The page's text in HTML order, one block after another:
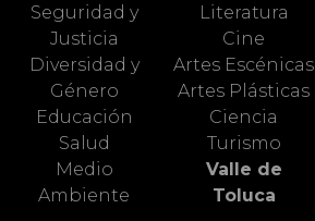
Seguridad y
Justicia
Diversidad y
Género
Educación
Salud
Medio
Ambiente
Literatura
Cine
Artes Escénicas
Artes Plásticas
Ciencia
Turismo
Valle de
Toluca